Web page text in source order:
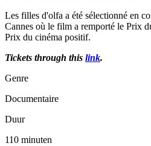
Les filles d'olfa a été sélectionné en
Cannes où le film a remporté le Prix
Prix du cinéma positif.
Tickets through this link.
Genre
Documentaire
Duur
110 minuten